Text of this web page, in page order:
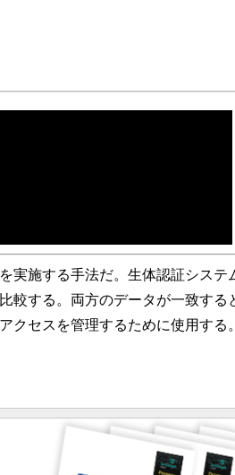
施する手法だ。生体認証システ
較する。両方のデータが一致する
クセスを管理するために使用する